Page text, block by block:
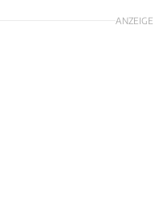
ANZEIGE